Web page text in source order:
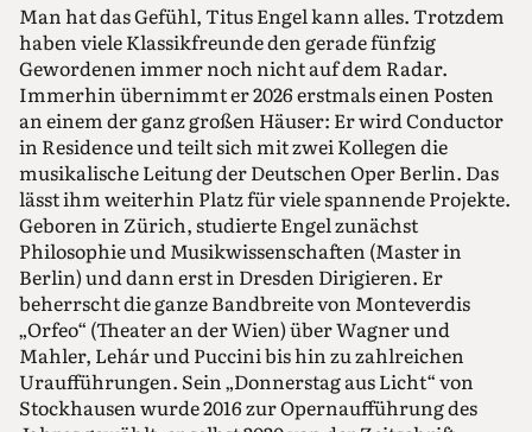
Man hat das Gefühl, Titus Engel kann alles. Trotzdem
haben viele Klassikfreunde den gerade fünfzig
Gewordenen immer noch nicht auf dem Radar.
Immerhin übernimmt er 2026 erstmals einen Posten
an einem der ganz großen Häuser: Er wird Conductor
in Residence und teilt sich mit zwei Kollegen die
musikalische Leitung der Deutschen Oper Berlin. Das
lässt ihm weiterhin Platz für viele spannende Projekte.
Geboren in Zürich, studierte Engel zunächst
Philosophie und Musikwissenschaften (Master in
Berlin) und dann erst in Dresden Dirigieren. Er
beherrscht die ganze Bandbreite von Monteverdis
„Orfeo“ (Theater an der Wien) über Wagner und
Mahler, Lehár und Puccini bis hin zu zahlreichen
Uraufführungen. Sein „Donnerstag aus Licht“ von
Stockhausen wurde 2016 zur Opernaufführung des